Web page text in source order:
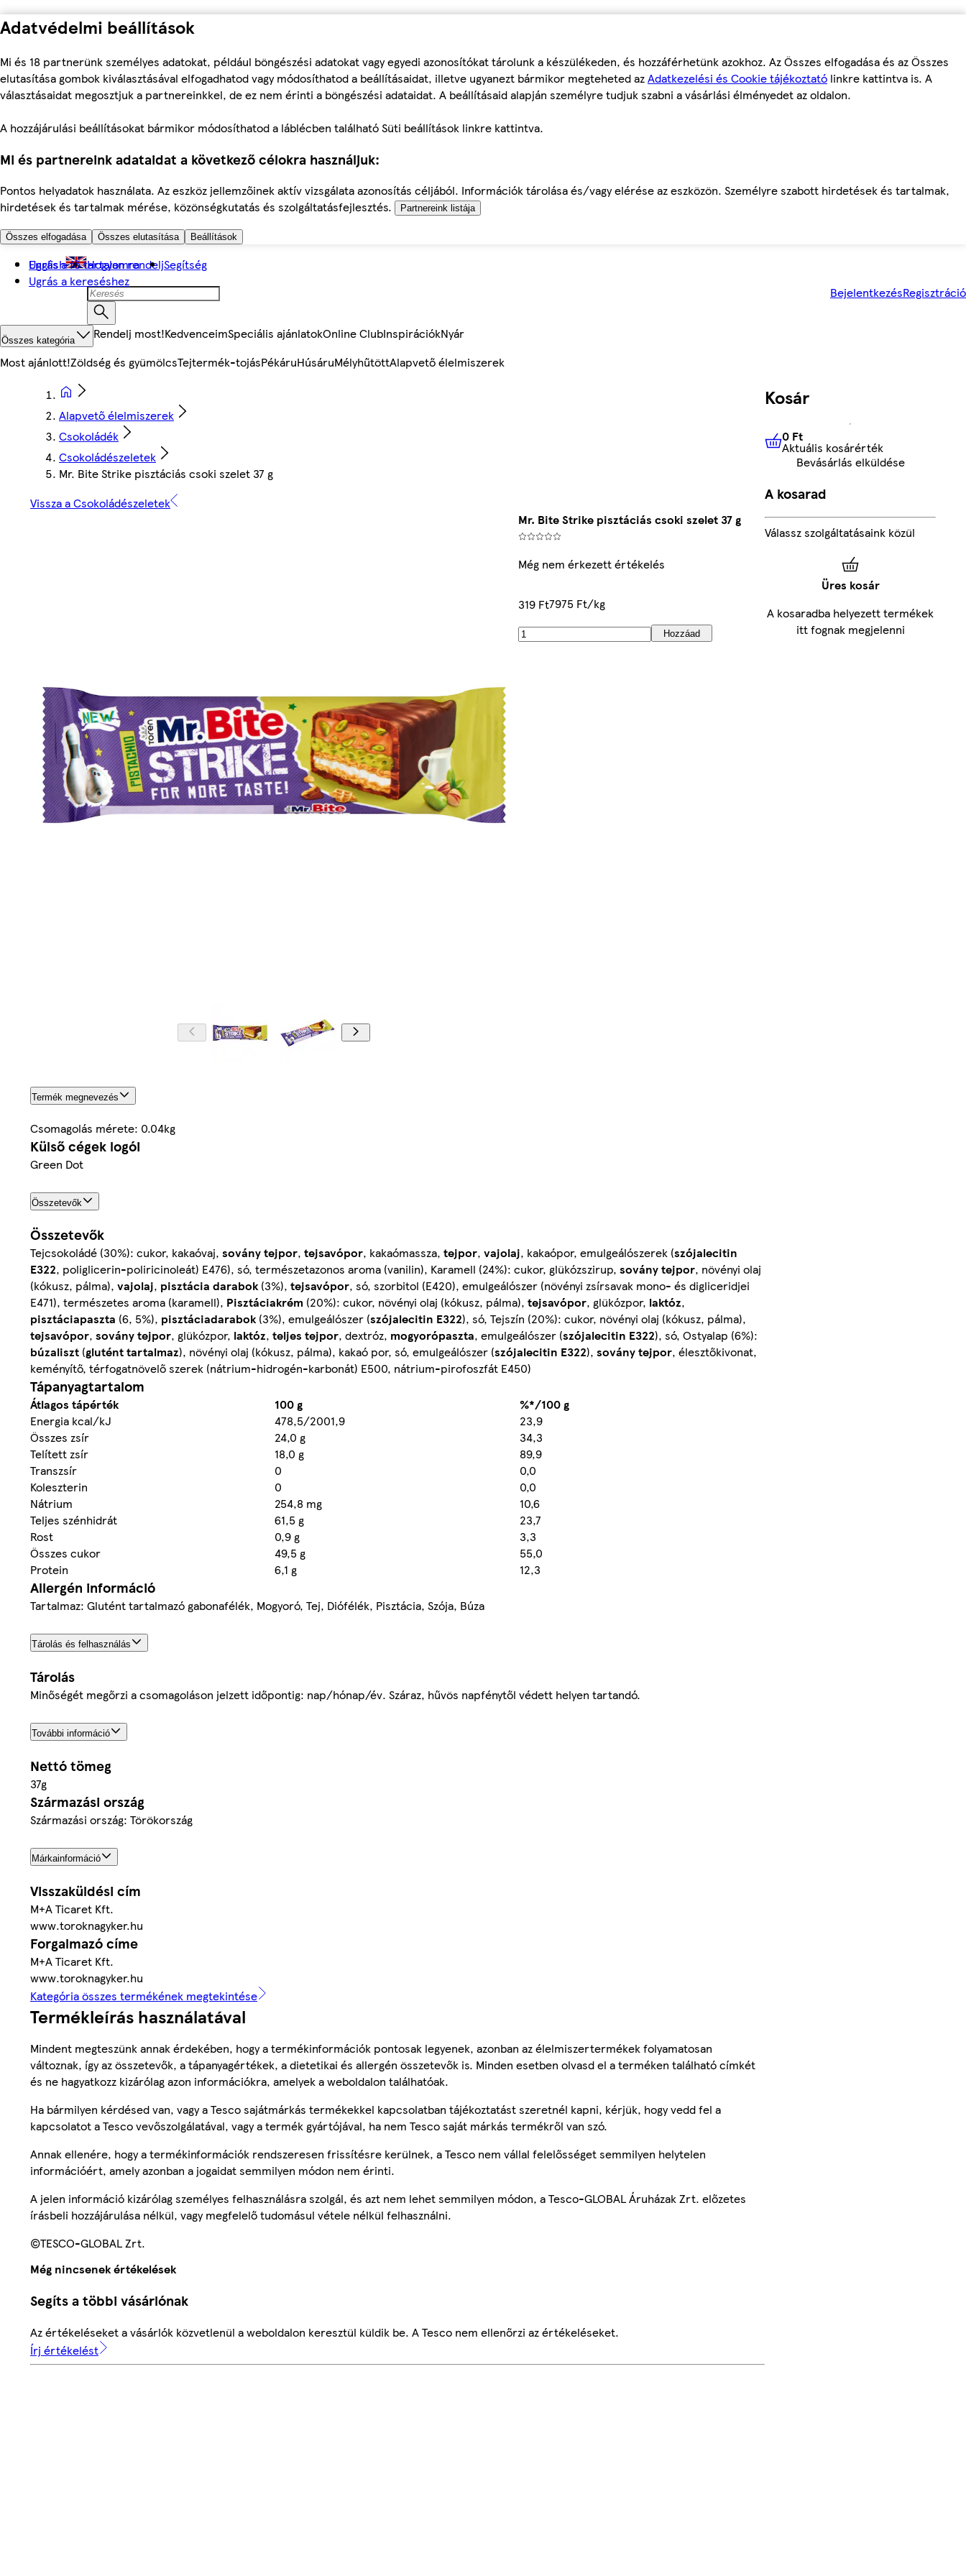
Adatvédelmi beállítások
Mi és 18 partnerünk személyes adatokat, például böngészési adatokat vagy egyedi azonosítókat tárolunk a készülékeden, és hozzáférhetünk azokhoz. Az Összes elfogadása és az Összes
elutasítása gombok kiválasztásával elfogadhatod vagy módosíthatod a beállításaidat, illetve ugyanezt bármikor megteheted azAdatkezelési és Cookie tájékoztató linkre kattintva is. A
választásaidat megosztjuk a partnereinkkel, de ez nem érinti a böngészési adataidat. A beállításaid alapján személyre tudjuk szabni a vásárlási élményedet az oldalon.
A hozzájárulási beállításokat bármikor módosíthatod a láblécben található Süti beállítások linkre kattintva.
Mi és partnereink adataidat a következő célokra használjuk:
Pontos helyadatok használata. Az eszköz jellemzőinek aktív vizsgálata azonosítás céljából. Információk tárolása és/vagy elérése az eszközön. Személyre szabott hirdetések és tartalmak,
hirdetések és tartalmak mérése, közönségkutatás és szolgáltatásfejlesztés.
Partnereink listája
Összes elfogadása Összes elutasítása Beállítások
Ugrás a fő tartalomra
Ugrás a kereséshez
English Hogyan rendeljSegítség
BejelentkezésRegisztráció
Összes kategória Rendelj most!KedvenceimSpeciális ajánlatokOnline ClubInspirációkNyár
Most ajánlott!Zöldség és gyümölcsTejtermék-tojásPékáruHúsáruMélyhűtöttAlapvető élelmiszerek
Alapvető élelmiszerek
Csokoládék
Csokoládészeletek
Mr. Bite Strike pisztáciás csoki szelet 37 g
Vissza a Csokoládészeletek
Mr. Bite Strike pisztáciás csoki szelet 37 g
Még nem érkezett értékelés
319 Ft7975 Ft/kg
Hozzáad
Termék megnevezés
Csomagolás mérete: 0.04kg
Külső cégek logói
Green Dot
Összetevők
Összetevők
Tejcsokoládé (30%): cukor, kakaóvaj, sovány tejpor, tejsavópor, kakaómassza, tejpor, vajolaj, kakaópor, emulgeálószerek (szójalecitin
E322, poliglicerin-poliricinoleát) E476), só, természetazonos aroma (vanilin), Karamell (24%): cukor, glükózszirup, sovány tejpor, növényi olaj
(kókusz, pálma), vajolaj, pisztácia darabok(3%), tejsavópor, só, szorbitol (E420), emulgeálószer (növényi zsírsavak mono- és digliceridjei
E471), természetes aroma (karamell), Pisztáciakrém (20%): cukor, növényi olaj (kókusz, pálma), tejsavópor, glükózpor, laktóz,
pisztáciapaszta (6, 5%), pisztáciadarabok(3%), emulgeálószer (szójalecitin E322), só, Tejszín (20%): cukor, növényi olaj (kókusz, pálma),
tejsavópor, sovány tejpor, glükózpor, laktóz, teljes tejpor, dextróz, mogyorópaszta, emulgeálószer (szójalecitin E322), só, Ostyalap (6%):
búzaliszt (gluténttartalmaz), növényi olaj (kókusz, pálma), kakaó por, só, emulgeálószer (szójalecitin E322), sovány tejpor, élesztőkivonat,
keményítő, térfogatnövelő szerek (nátrium-hidrogén-karbonát) E500, nátrium-pirofoszfát E450)
Tápanyagtartalom
Átlagos tápérték 100 g
%*/100 g
Energia kcal/kJ
478,5/2001,9
23,9
Összes zsír
24,0 g
34,3
Telített zsír
18,0 g
89,9
Transzsír
0
0,0
Koleszterin
0
0,0
Nátrium
254,8 mg
10,6
Teljes szénhidrát
61,5 g
23,7
Rost
0,9 g
3,3
Összes cukor
49,5 g
55,0
Protein
6,1 g 12,3
Allergén információ
Tartalmaz: Glutént tartalmazó gabonafélék, Mogyoró, Tej, Diófélék, Pisztácia, Szója, Búza
Tárolás és felhasználás
Tárolás
Minőségét megőrzi a csomagoláson jelzett időpontig: nap/hónap/év. Száraz, hűvös napfénytől védett helyen tartandó.
További információ
Nettó tömeg
37g
Származási ország
Származási ország: Törökország
Márkainformáció
Visszaküldési cím
M+A Ticaret Kft.
www.toroknagyker.hu
Forgalmazó címe
M+A Ticaret Kft.
www.toroknagyker.hu
Kategória összes termékének megtekintése
Termékleírás használatával
Mindent megteszünk annak érdekében, hogy a termékinformációk pontosak legyenek, azonban az élelmiszertermékek folyamatosan
változnak, így az összetevők, a tápanyagértékek, a dietetikai és allergén összetevők is. Minden esetben olvasd el a terméken található címkét
és ne hagyatkozz kizárólag azon információkra, amelyek a weboldalon találhatóak.
Ha bármilyen kérdésed van, vagy a Tesco sajátmárkás termékekkel kapcsolatban tájékoztatást szeretnél kapni, kérjük, hogy vedd fel a
kapcsolatot a Tesco vevőszolgálatával, vagy a termék gyártójával, ha nem Tesco saját márkás termékről van szó.
Annak ellenére, hogy a termékinformációk rendszeresen frissítésre kerülnek, a Tesco nem vállal felelősséget semmilyen helytelen
információért, amely azonban a jogaidat semmilyen módon nem érinti.
A jelen információ kizárólag személyes felhasználásra szolgál, és azt nem lehet semmilyen módon, a Tesco-GLOBAL Áruházak Zrt. előzetes
írásbeli hozzájárulása nélkül, vagy megfelelő tudomásul vétele nélkül felhasználni.
©TESCO-GLOBAL Zrt.
Még nincsenek értékelések
Segíts a többi vásárlónak
Az értékeléseket a vásárlók közvetlenül a weboldalon keresztül küldik be. A Tesco nem ellenőrzi az értékeléseket.
Írj értékelést
Kosár
0 FtAktuális kosárérték
0 Ft
Aktuális kosárérték
Bevásárlás elküldése
A kosarad
Válassz szolgáltatásaink közül
Üres kosár
A kosaradba helyezett termékek
itt fognak megjelenni